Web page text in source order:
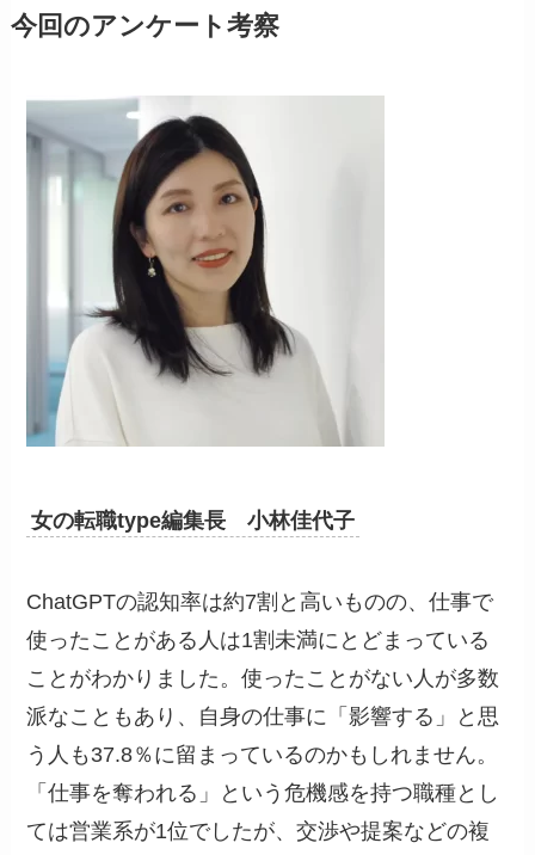
今回のアンケート考察
女の転職type編集長 小林佳代子
ChatGPTの認知率は約7割と高いものの、仕事で
使ったことがある人は1割未満にとどまっている
ことがわかりました。使ったことがない人が多数
派なこともあり、自身の仕事に「影響する」と思
う人も37.8％に留まっているのかもしれません。
「仕事を奪われる」という危機感を持つ職種とし
ては営業系が1位でしたが、交渉や提案などの複